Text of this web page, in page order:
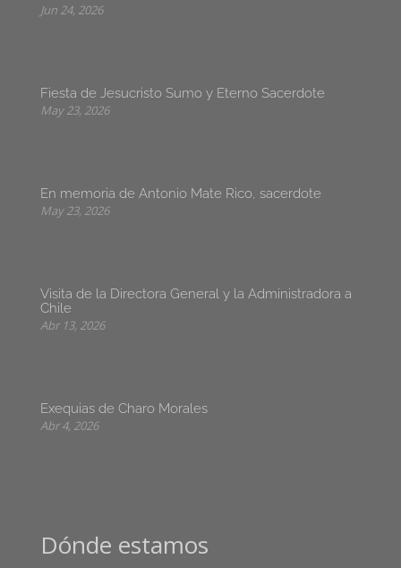
Jun 24, 2026
Fiesta de Jesucristo Sumo y Eterno Sacerdote
May 23, 2026
En memoria de Antonio Mate Rico, sacerdote
May 23, 2026
Visita de la Directora General y la Administradora a
Chile
Abr 13, 2026
Exequias de Charo Morales
Abr 4, 2026
Dónde estamos